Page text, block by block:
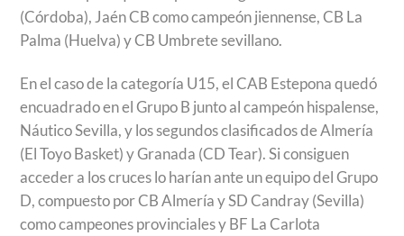
(Córdoba), Jaén CB como campeón jiennense, CB La
Palma (Huelva) y CB Umbrete sevillano.
En el caso de la categoría U15, el CAB Estepona quedó
encuadrado en el Grupo B junto al campeón hispalense,
Náutico Sevilla, y los segundos clasificados de Almería
(El Toyo Basket) y Granada (CD Tear). Si consiguen
acceder a los cruces lo harían ante un equipo del Grupo
D, compuesto por CB Almería y SD Candray (Sevilla)
como campeones provinciales y BF La Carlota